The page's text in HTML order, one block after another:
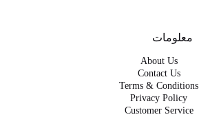
معلومات
About Us
Contact Us
Terms & Conditions
Privacy Policy
Customer Service